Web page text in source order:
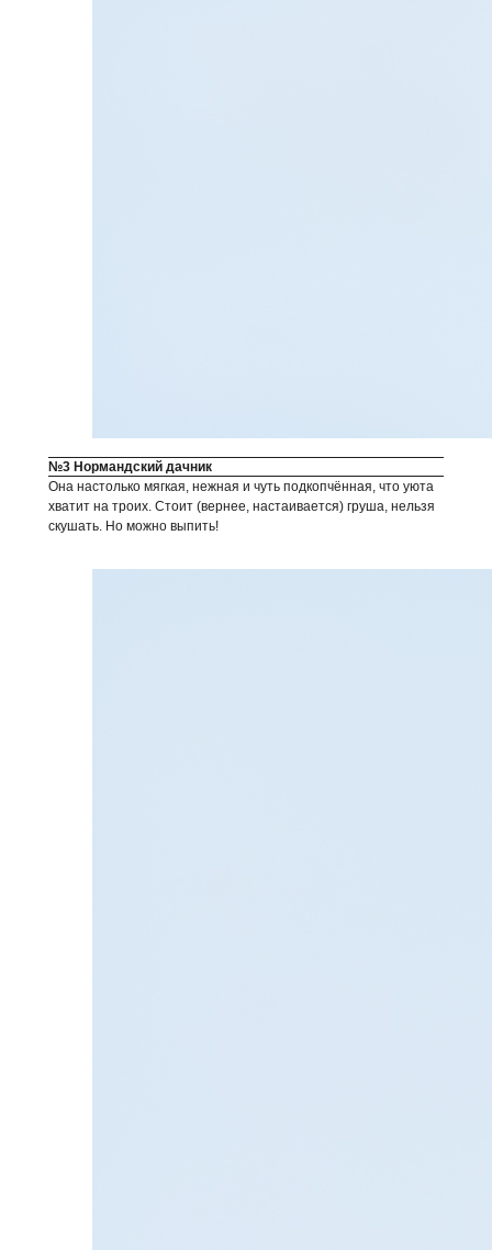
№3 Нормандский дачник
Она настолько мягкая, нежная и чуть подкопчённая, что уюта
хватит на троих. Стоит (вернее, настаивается) груша, нельзя
скушать. Но можно выпить!